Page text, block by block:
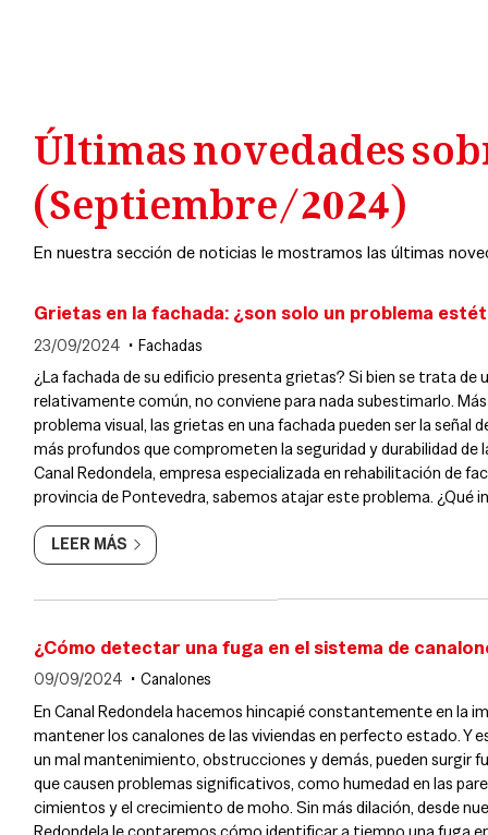
Últimas novedades
(Septiembre/2024)
En nuestra sección de noticias le mostramos las últimas
Grietas en la fachada: ¿son solo un problema
23/09/2024 Fachadas
¿La fachada de su edificio presenta grietas? Si bien se trata de
relativamente común, no conviene para nada subestimarlo. Más
problema visual, las grietas en una fachada pueden ser la señal
más profundos que comprometen la seguridad y durabilidad de
Canal Redondela, empresa especializada en rehabilitación de
provincia de Pontevedra, sabemos atajar este problema. ¿Qué
fachada...
LEER MÁS
¿Cómo detectar una fuga en el sistema de
09/09/2024 Canalones
En Canal Redondela hacemos hincapié constantemente en la
mantener los canalones de las viviendas en perfecto estado. Y
un mal mantenimiento, obstrucciones y demás, pueden surgir
que causen problemas significativos, como humedad en las
cimientos y el crecimiento de moho. Sin más dilación, desde
Redondela le contaremos cómo identificar a tiempo una fuga